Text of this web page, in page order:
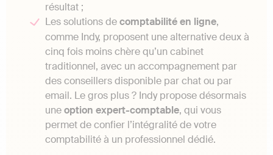
résultat ;
Les solutions decomptabilité en ligne,
comme Indy, proposent une alternative deux à
cinq fois moins chère qu’un cabinet
traditionnel, avec un accompagnement par
des conseillers disponible par chat ou par
email. Le gros plus ? Indy propose désormais
uneoption expert-comptable, qui vous
permet de confier l’intégralité de votre
comptabilité à un professionnel dédié.